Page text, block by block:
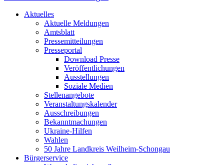
Aktuelles
Aktuelle Meldungen
Amtsblatt
Pressemitteilungen
Presseportal
Download Presse
Veröffentlichungen
Ausstellungen
Soziale Medien
Stellenangebote
Veranstaltungskalender
Ausschreibungen
Bekanntmachungen
Ukraine-Hilfen
Wahlen
50 Jahre Landkreis Weilheim-Schongau
Bürgerservice